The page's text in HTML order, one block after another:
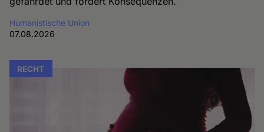
Humanistische Union
07.08.2026
RECHT